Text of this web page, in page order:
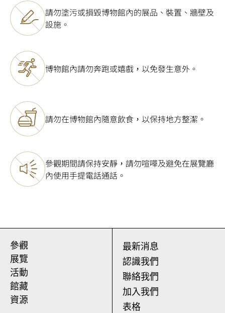
請勿塗污或損毀博物館內的展品、裝置、牆壁及
設施。
博物館內請勿奔跑或嬉戲，以免發生意外。
請勿在博物館內隨意飲食，以保持地方整潔。
參觀期間請保持安靜，請勿喧嘩及避免在展覽廳
內使用手提電話通話。
參觀
展覽
活動
館藏
資源
最新消息
認識我們
聯絡我們
加入我們
表格